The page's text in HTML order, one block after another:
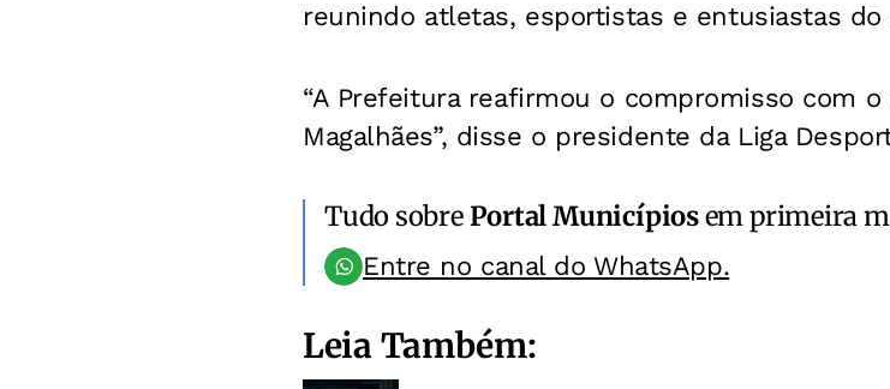
reunindo atletas, esportistas e entusiastas do
“A Prefeitura reafirmou o compromisso com
Magalhães”, disse o presidente da Liga
Tudo sobrePortal Municípiosem primeira
Entre no canal do WhatsApp.
Leia Também: